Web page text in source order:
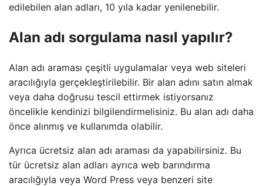
edilebilen alan adları, 10 yıla kadar yenilenebilir.
Alan adı sorgulama nasıl yapılır?
Alan adı araması çeşitli uygulamalar veya web siteleri
aracılığıyla gerçekleştirilebilir. Bir alan adını satın almak
veya daha doğrusu tescil ettirmek istiyorsanız
öncelikle kendinizi bilgilendirmelisiniz. Bu alan adı daha
önce alınmış ve kullanımda olabilir.
Ayrıca ücretsiz alan adı araması da yapabilirsiniz. Bu
tür ücretsiz alan adları ayrıca web barındırma
aracılığıyla veya Word Press veya benzeri site